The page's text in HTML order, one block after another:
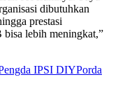
dibutuhkan
prestasi
lebih meningkat,”
IPSI DIYPorda